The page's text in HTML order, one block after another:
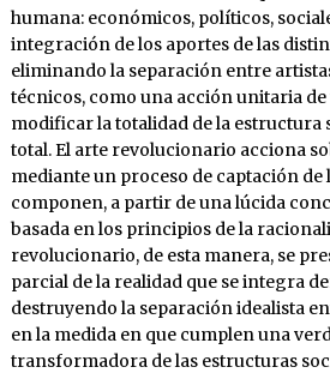
humana: económicos, políticos,
integración de los aportes de las
eliminando la separación entre
técnicos, como una acción unitaria
modificar la totalidad de la estructura
total. El arte revolucionario acciona
mediante un proceso de captación de
componen, a partir de una lúcida
basada en los principios de la
revolucionario, de esta manera, se
parcial de la realidad que se integra
destruyendo la separación idealista
en la medida en que cumplen una
transformadora de las estructuras